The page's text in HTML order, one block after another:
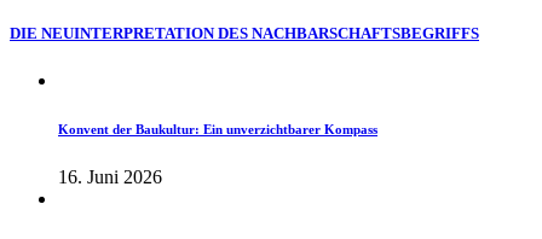
DIE NEUINTERPRETATION DES NACHBARSCHAFTSBEGRIFFS
Konvent der Baukultur: Ein unverzichtbarer Kompass
16. Juni 2026